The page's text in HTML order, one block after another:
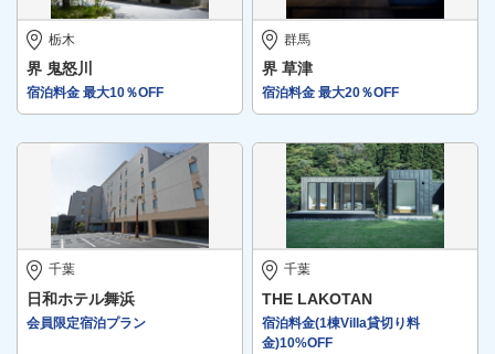
栃木
界 鬼怒川
宿泊料金 最大10％OFF
群馬
界 草津
宿泊料金 最大20％OFF
千葉
日和ホテル舞浜
会員限定宿泊プラン
千葉
THE LAKOTAN
宿泊料金(1棟Villa貸切り料
金)10%OFF